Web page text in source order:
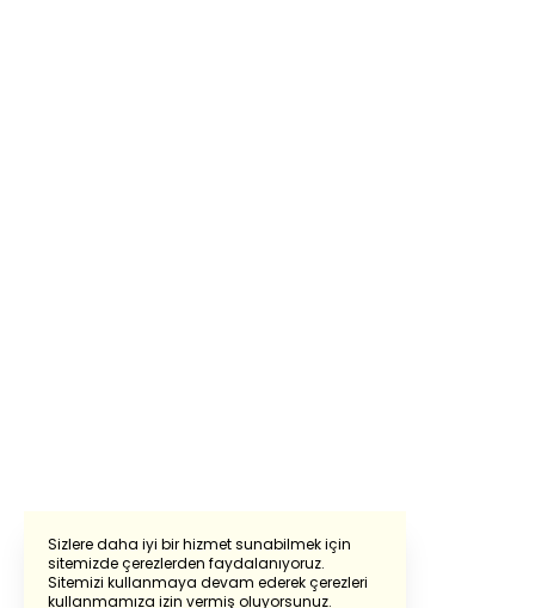
Sizlere daha iyi bir hizmet sunabilmek için
sitemizde çerezlerden faydalanıyoruz.
Sitemizi kullanmaya devam ederek çerezleri
kullanmamıza izin vermiş oluyorsunuz.
Powered by Translate